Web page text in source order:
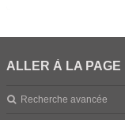
ALLER À LA PAGE
Recherche avancée